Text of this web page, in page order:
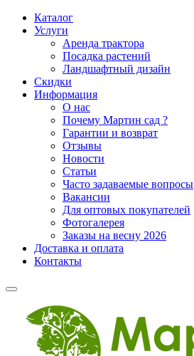
Каталог
Услуги
Аренда трактора
Посадка растений
Ландшафтный дизайн
Скидки
Информация
О нас
Почему Мартин сад ?
Гарантии и возврат
Отзывы
Новости
Статьи
Часто задаваемые вопросы
Вакансии
Для оптовых покупателей
Фотогалерея
Заказы на весну 2026
Доставка и оплата
Контакты